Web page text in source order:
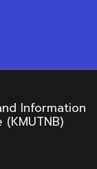
Information